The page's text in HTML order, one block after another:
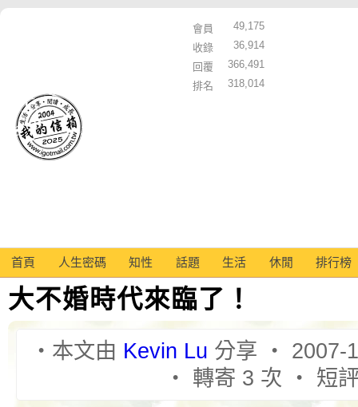
會員
49,175
收錄
36,914
回覆
366,491
排名
318,014
首頁 人生密碼 知性 話題 生活 休閒 排行榜
大不婚時代來臨了！
‧本文由 Kevin Lu 分享 ‧ 2007-
‧ 轉寄 3 次 ‧ 短